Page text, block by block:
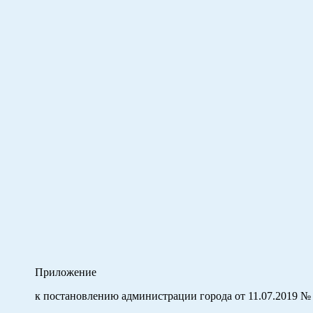
Приложение
к постановлению администрации города от 11.07.2019 №